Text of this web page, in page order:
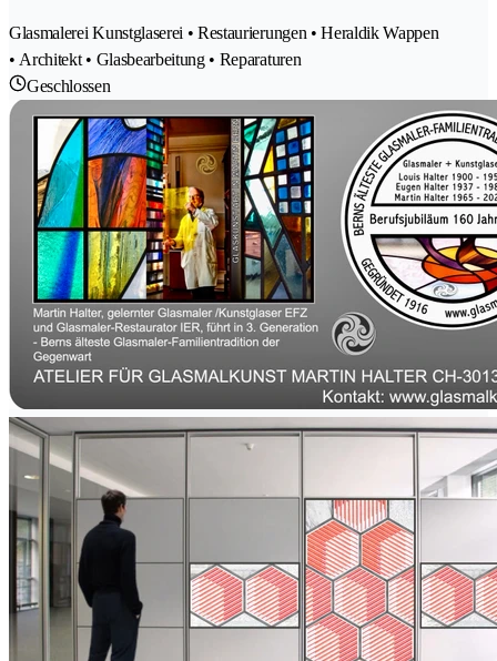
Glasmalerei Kunstglaserei • Restaurierungen • Heraldik Wappen
• Architekt • Glasbearbeitung • Reparaturen
Geschlossen